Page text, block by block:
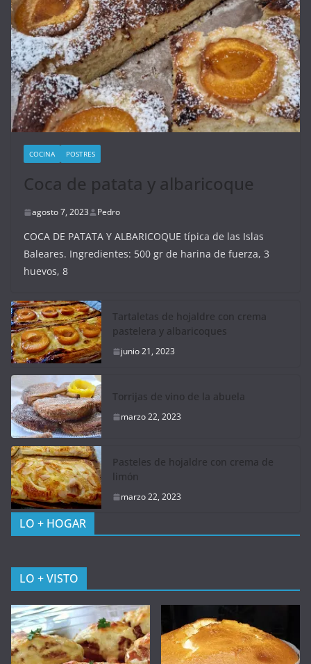
COCINA POSTRES
Coca de patata y albaricoque
agosto 7, 2023 Pedro
COCA DE PATATA Y ALBARICOQUE típica de las Islas
Baleares. Ingredientes: 500 gr de harina de fuerza, 3
huevos, 8
Tartaletas de hojaldre con crema
pastelera y albaricoques
junio 21, 2023
Torrijas de vino de la abuela
marzo 22, 2023
Pasteles de hojaldre con crema de
limón
marzo 22, 2023
LO + HOGAR
LO + VISTO